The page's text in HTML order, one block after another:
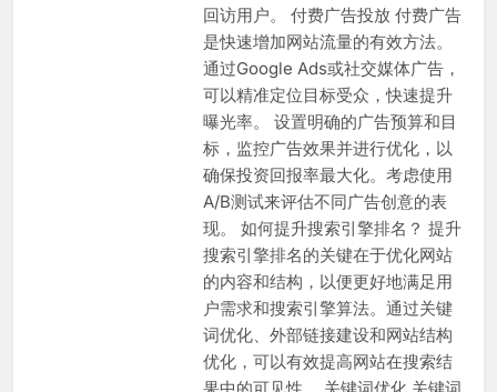
回访用户。 付费广告投放 付费广告
是快速增加网站流量的有效方法。
通过Google Ads或社交媒体广告，
可以精准定位目标受众，快速提升
曝光率。 设置明确的广告预算和目
标，监控广告效果并进行优化，以
确保投资回报率最大化。考虑使用
A/B测试来评估不同广告创意的表
现。 如何提升搜索引擎排名？ 提升
搜索引擎排名的关键在于优化网站
的内容和结构，以便更好地满足用
户需求和搜索引擎算法。通过关键
词优化、外部链接建设和网站结构
优化，可以有效提高网站在搜索结